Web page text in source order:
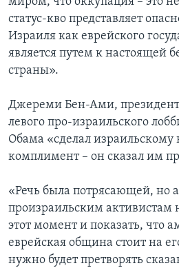
статус-кво представляет
Израиля как еврейского
является путем к настоящей
страны».
Джереми Бен-Ами,
левого про-израильского
Обама «сделал
комплимент – он сказал им
«Речь была потрясающей, но
произраильским активистам
этот момент и показать, что
еврейская община стоит на
нужно будет претворять